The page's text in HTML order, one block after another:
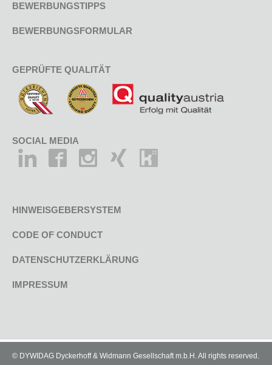
BEWERBUNGSTIPPS
BEWERBUNGSFORMULAR
GEPRÜFTE QUALITÄT
SOCIAL MEDIA
HINWEISGEBERSYSTEM
CODE OF CONDUCT
DATENSCHUTZERKLÄRUNG
IMPRESSUM
© DYWIDAG Dyckerhoff & Widmann Gesellschaft m.b.H. All rights reserved.